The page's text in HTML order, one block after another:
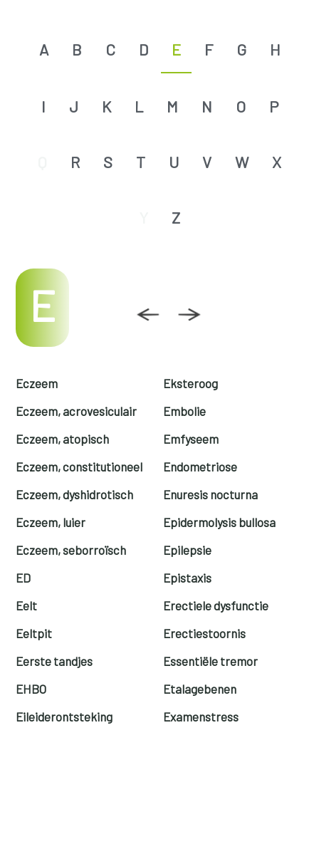
A B C D E F G H
I J K L M N O P
R S T U V W X
Z
E
Eczeem
Eczeem, acrovesiculair
Eczeem, atopisch
Eczeem, constitutioneel
Eczeem, dyshidrotisch
Eczeem, luier
Eczeem, seborroïsch
ED
Eelt
Eeltpit
Eerste tandjes
EHBO
Eileiderontsteking
Eksteroog
Embolie
Emfyseem
Endometriose
Enuresis nocturna
Epidermolysis bullosa
Epilepsie
Epistaxis
Erectiele dysfunctie
Erectiestoornis
Essentiële tremor
Etalagebenen
Examenstress